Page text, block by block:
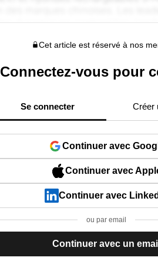
Cet article est réservé à nos
Connectez-vous pour
Se connecter Créer
Continuer avec
Continuer avec
Continuer avec
ou par email
Continuer avec un email